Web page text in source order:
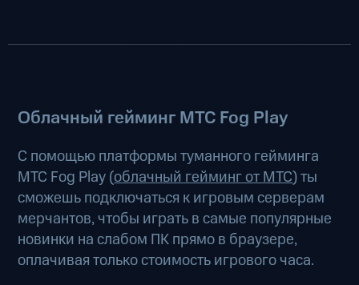
Облачный гейминг МТС Fog Play
С помощью платформы туманного гейминга
МТС Fog Play (облачный гейминг от МТС) ты
сможешь подключаться к игровым серверам
мерчантов, чтобы играть в самые популярные
новинки на слабом ПК прямо в браузере,
оплачивая только стоимость игрового часа.